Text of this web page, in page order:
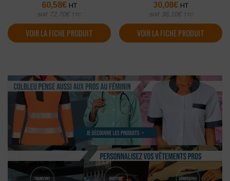
60,58€ HT
soit 72,70€ TTC
VOIR LA FICHE PRODUIT
30,08€ HT
soit 36,10€ TTC
VOIR LA FICHE PRODUIT